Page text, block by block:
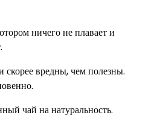
ничего не плавает и
скорее вредны, чем полезны.
чай на натуральность.